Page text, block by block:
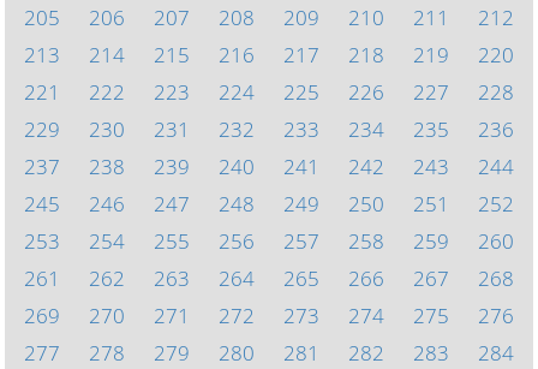
205
206 207 208 209 210 211
212
213
214 215 216 217 218 219
220
221
222 223 224 225 226 227
228
229
230 231 232 233 234 235
236
237
238 239 240 241 242 243
244
245
246 247 248 249 250 251
252
253
254 255 256 257 258 259
260
261
262 263 264 265 266 267
268
269
270 271 272 273 274 275
276
277
278 279 280 281 282 283
284